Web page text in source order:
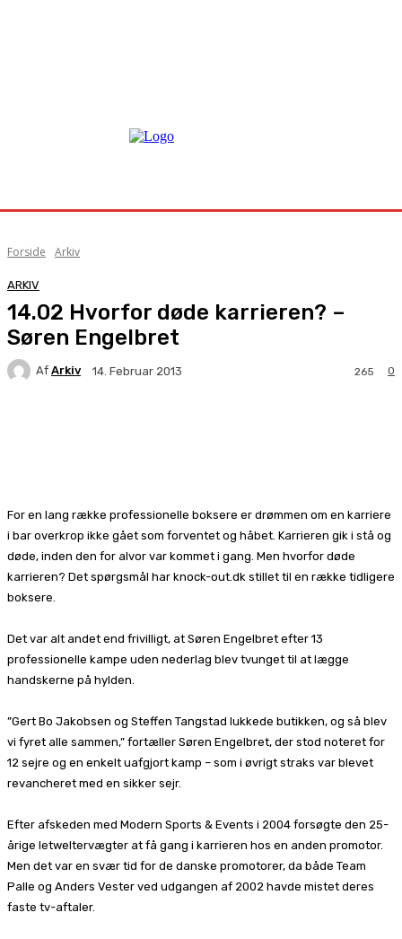
Forside Arkiv
ARKIV
14.02 Hvorfor døde karrieren? –
Søren Engelbret
Af Arkiv 14. Februar 2013 0
265
For en lang række professionelle boksere er drømmen om en karriere
i bar overkrop ikke gået som forventet og håbet. Karrieren gik i stå og
døde, inden den for alvor var kommet i gang. Men hvorfor døde
karrieren? Det spørgsmål har knock-out.dk stillet til en række tidligere
boksere.
Det var alt andet end frivilligt, at Søren Engelbret efter 13
professionelle kampe uden nederlag blev tvunget til at lægge
handskerne på hylden.
”Gert Bo Jakobsen og Steffen Tangstad lukkede butikken, og så blev
vi fyret alle sammen,” fortæller Søren Engelbret, der stod noteret for
12 sejre og en enkelt uafgjort kamp – som i øvrigt straks var blevet
revancheret med en sikker sejr.
Efter afskeden med Modern Sports & Events i 2004 forsøgte den 25-
årige letweltervægter at få gang i karrieren hos en anden promotor.
Men det var en svær tid for de danske promotorer, da både Team
Palle og Anders Vester ved udgangen af 2002 havde mistet deres
faste tv-aftaler.